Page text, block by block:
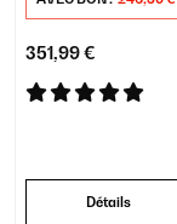
351,99 €
Détails